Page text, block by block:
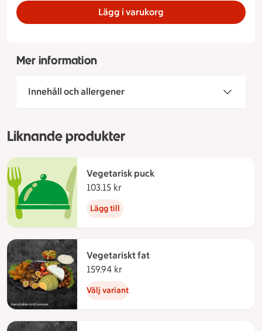
Lägg i varukorg
Mer information
Innehåll och allergener
Liknande produkter
Vegetarisk puck
103.15 kr
Lägg till
Vegetariskt fat
159.94 kr
Välj variant